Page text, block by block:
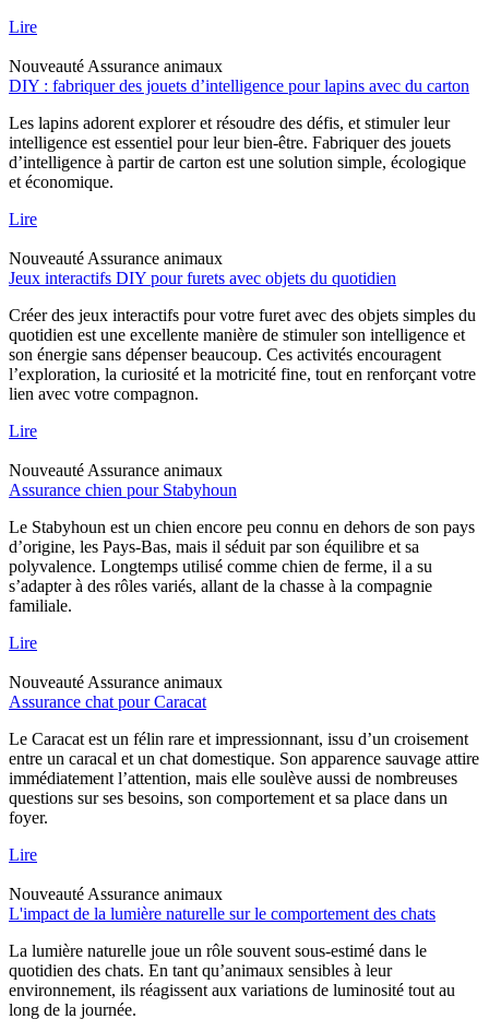
Lire
Nouveauté Assurance animaux
DIY : fabriquer des jouets d’intelligence pour lapins avec du carton
Les lapins adorent explorer et résoudre des défis, et stimuler leur
intelligence est essentiel pour leur bien-être. Fabriquer des jouets
d’intelligence à partir de carton est une solution simple, écologique
et économique.
Lire
Nouveauté Assurance animaux
Jeux interactifs DIY pour furets avec objets du quotidien
Créer des jeux interactifs pour votre furet avec des objets simples du
quotidien est une excellente manière de stimuler son intelligence et
son énergie sans dépenser beaucoup. Ces activités encouragent
l’exploration, la curiosité et la motricité fine, tout en renforçant votre
lien avec votre compagnon.
Lire
Nouveauté Assurance animaux
Assurance chien pour Stabyhoun
Le Stabyhoun est un chien encore peu connu en dehors de son pays
d’origine, les Pays-Bas, mais il séduit par son équilibre et sa
polyvalence. Longtemps utilisé comme chien de ferme, il a su
s’adapter à des rôles variés, allant de la chasse à la compagnie
familiale.
Lire
Nouveauté Assurance animaux
Assurance chat pour Caracat
Le Caracat est un félin rare et impressionnant, issu d’un croisement
entre un caracal et un chat domestique. Son apparence sauvage attire
immédiatement l’attention, mais elle soulève aussi de nombreuses
questions sur ses besoins, son comportement et sa place dans un
foyer.
Lire
Nouveauté Assurance animaux
L'impact de la lumière naturelle sur le comportement des chats
La lumière naturelle joue un rôle souvent sous-estimé dans le
quotidien des chats. En tant qu’animaux sensibles à leur
environnement, ils réagissent aux variations de luminosité tout au
long de la journée.